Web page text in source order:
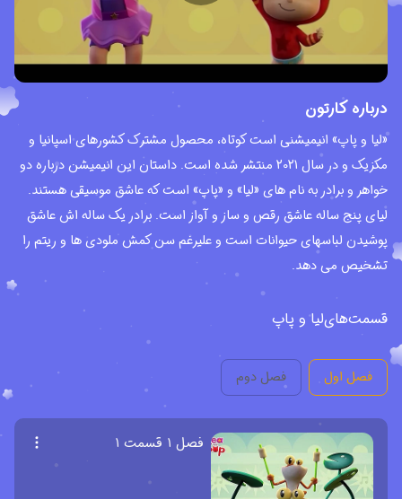
درباره کارتون
«لیا و پاپ» انیمیشنی است کوتاه، محصول مشترک کشورهای اسپانیا و
مکزیک و در سال 2021 منتشر شده است. داستان این انیمیشن درباره دو
خواهر و برادر به نام های «لیا» و «پاپ» است که عاشق موسیقی هستند.
لیای پنج ساله عاشق رقص و ساز و آواز است. برادر یک ساله اش عاشق
پوشیدن لباسهای حیوانات است و علیرغم سن کمش ملودی ها و ریتم را
تشخیص می دهد.
قسمت‌هایلیا و پاپ
فصل اول فصل دوم
فصل ۱ قسمت ۱